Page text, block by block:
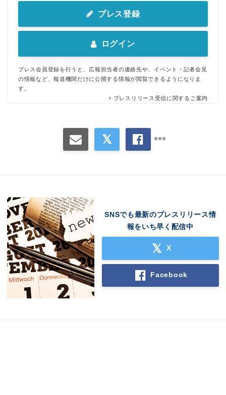
プレス登録
ログイン
プレス会員登録を行うと、広報担当者の連絡先や、イベント・記者会見
の情報など、報道機関だけに公開する情報が閲覧できるようになりま
す。
プレスリリース受信に関するご案内
SNSでも最新のプレスリリース情
報をいち早く配信中
X
Facebook